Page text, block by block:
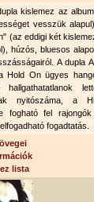
kislemez az
vesszük
(az eddigi két
húzós, bluesos
A dupla
Hold On ügyes
hallgathatatlanok
nyitószáma, a
fogható fel
fogadtatás.
lista